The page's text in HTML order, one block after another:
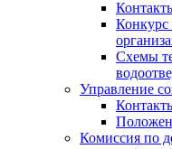
Конкурс
Схемы
Управление
Комиссия по